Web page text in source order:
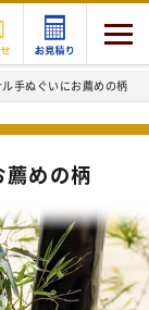
手ぬぐいにお薦めの柄
めの柄